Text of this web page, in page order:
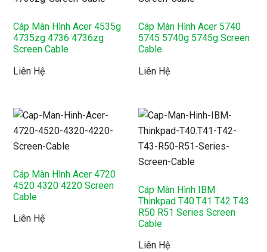
Cáp Màn Hình Acer 4535g
4735zg 4736 4736zg
Screen Cable
Liên Hệ
Cáp Màn Hình Acer 5740
5745 5740g 5745g Screen
Cable
Liên Hệ
Cáp Màn Hình Acer 4720
4520 4320 4220 Screen
Cable
Liên Hệ
Cáp Màn Hình IBM
Thinkpad T40.T41 T42 T43
R50 R51 Series Screen
Cable
Liên Hệ